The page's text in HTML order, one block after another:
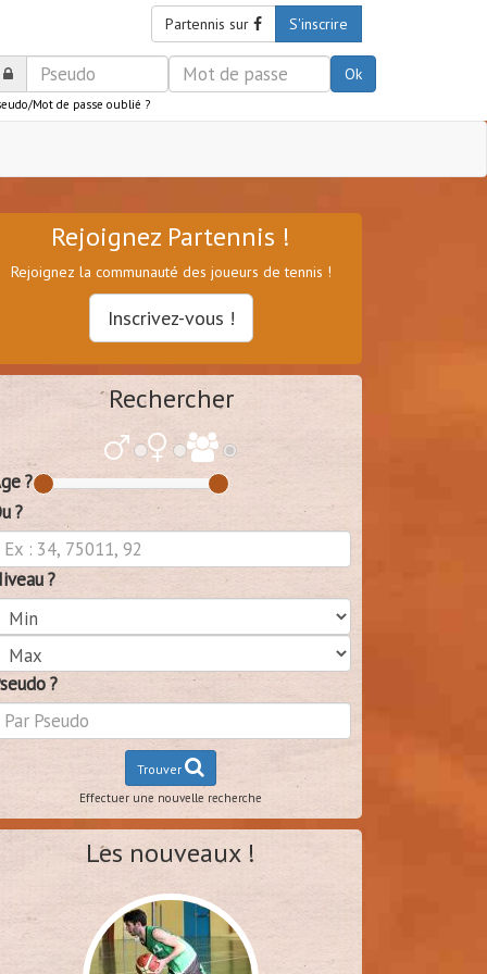
Partennis sur S'inscrire
Ok
Mot de passe oublié ?
Rejoignez Partennis !
Rejoignez la communauté des joueurs de tennis !
Inscrivez-vous !
Rechercher
?
?
?
?
Trouver
Effectuer une nouvelle recherche
Les nouveaux !